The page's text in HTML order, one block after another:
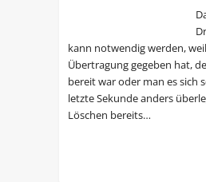
kann notwendig werden,
Übertragung gegeben hat,
bereit war oder man es sich
letzte Sekunde anders
Löschen bereits…